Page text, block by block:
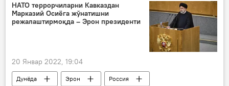
НАТО террорчиларни Кавказдан
Марказий Осиёга жўнатишни
режалаштирмоқда – Эрон президенти
20 Январ 2022, 19:04
Дунёда Эрон Россия